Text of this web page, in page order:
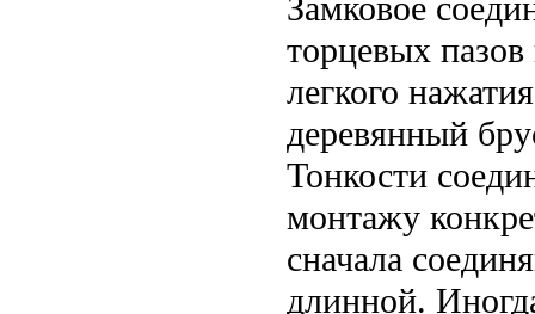
Замковое
торцевых
легкого
деревянный
Тонкости
монтажу
сначала
длинной.